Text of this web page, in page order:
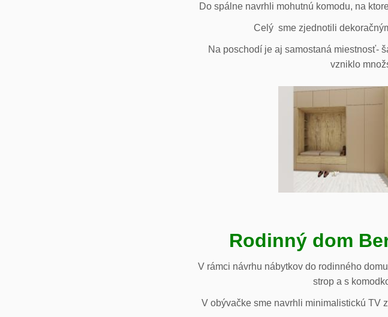
Do spálne navrhli mohutnú komodu, na
Celý sme zjednotili
Na poschodí je aj samostaná miestnosť-
vzniklo
Rodinný dom
V rámci návrhu nábytkov do rodinného
strop a s
V obývačke sme navrhli minimalistickú TV